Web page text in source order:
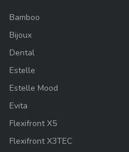
Bamboo
Bijoux
Dental
Estelle
Estelle Mood
Evita
Flexifront X5
Flexifront X3TEC